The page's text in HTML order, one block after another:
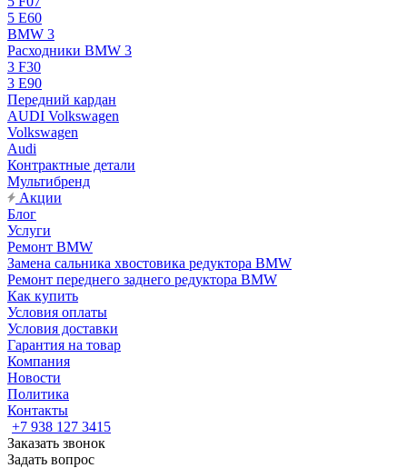
5 E60
BMW 3
Расходники BMW 3
3 F30
3 E90
Передний кардан
AUDI Volkswagen
Volkswagen
Audi
Контрактные детали
Мультибренд
Акции
Блог
Услуги
Ремонт BMW
Замена сальника хвостовика редуктора BMW
Ремонт переднего заднего редуктора BMW
Как купить
Условия оплаты
Условия доставки
Гарантия на товар
Компания
Новости
Политика
Контакты
+7 938 127 3415
Заказать звонок
Задать вопрос